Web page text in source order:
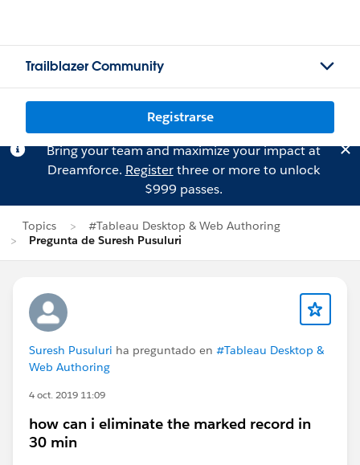
Trailblazer Community
Registrarse
Bring your team and maximize your impact at
Dreamforce. Registerthree or more to unlock
$999 passes.
Topics
#Tableau Desktop & Web Authoring
Pregunta de Suresh Pusuluri
Suresh Pusuluri ha preguntado en #Tableau Desktop &
Web Authoring
4 oct. 2019 11:09
how can i eliminate the marked record in
30 min